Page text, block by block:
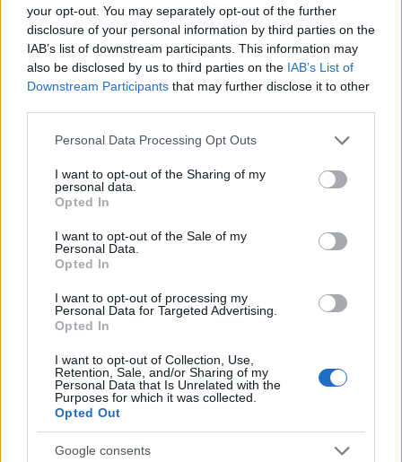
your opt-out. You may separately opt-out of the further
disclosure of your personal information by third parties on the
IAB’s list of downstream participants. This information may
also be disclosed by us to third parties on the IAB’s List of
Downstream Participants that may further disclose it to other
Please note that this website/app uses one or more Google
not limited to your visit or usage behaviour. You may click to
grant or deny consent to Google and its third-party tags to
use your data for below specified purposes in below Google
consent section.
Personal Data Processing Opt Outs
I want to opt-out of the Sharing of my
personal data.
Opted In
I want to opt-out of the Sale of my
Personal Data.
Opted In
I want to opt-out of processing my
Personal Data for Targeted Advertising.
Opted In
I want to opt-out of Collection, Use,
Retention, Sale, and/or Sharing of my
Personal Data that Is Unrelated with the
Purposes for which it was collected.
Opted Out
Google consents
Η εταιρεία Ukrenergo, ο εθνικός διαχειριστής του
δικτύου ηλεκτροδότησης, ανακοίνωσε χθες πως θα
παρατείνονταν οι διακοπές για τουλάχιστον μια
μέρα, εξαιτίας της «επιδείνωσης της κατάστασης».
Παράλληλα, λόγω της «απότομης πτώσης της
θερμοκρασίας, η κατανάλωση ηλεκτρισμού
αυξήθηκε σε περιφέρειες της Ουκρανίας», κάτι
που «περιπλέκει περαιτέρω την ήδη δύσκολη